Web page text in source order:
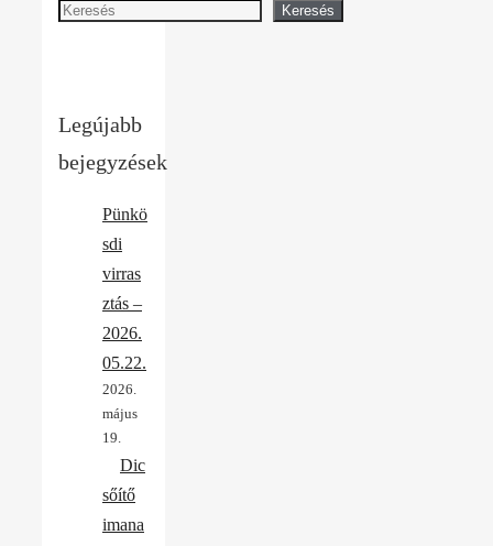
Keresés Keresés
Legújabb
bejegyzések
Pünkö
sdi
virras
ztás –
2026.
05.22.
2026.
május
19.
Dic
sőítő
imana